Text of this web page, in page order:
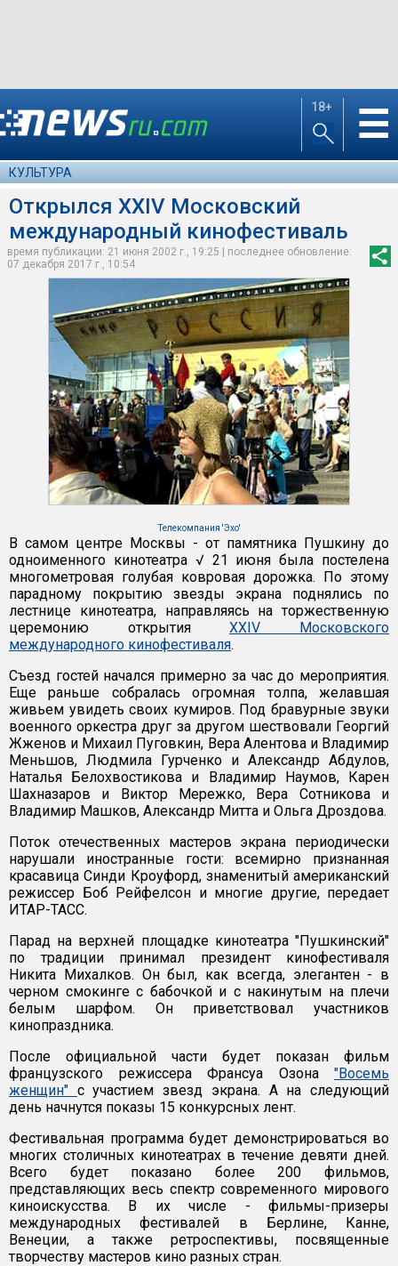
18+ ☰
КУЛЬТУРА
Открылся XXIV Московский
международный кинофестиваль
время публикации: 21 июня 2002 г., 19:25 | последнее обновление:
07 декабря 2017 г., 10:54
Телекомпания 'Эхо'
В самом центре Москвы - от памятника Пушкину до
одноименного кинотеатра √ 21 июня была постелена
многометровая голубая ковровая дорожка. По этому
парадному покрытию звезды экрана поднялись по
лестнице кинотеатра, направляясь на торжественную
церемонию открытияXXIV Московского
международного кинофестиваля.
Съезд гостей начался примерно за час до мероприятия.
Еще раньше собралась огромная толпа, желавшая
живьем увидеть своих кумиров. Под бравурные звуки
военного оркестра друг за другом шествовали Георгий
Жженов и Михаил Пуговкин, Вера Алентова и Владимир
Меньшов, Людмила Гурченко и Александр Абдулов,
Наталья Белохвостикова и Владимир Наумов, Карен
Шахназаров и Виктор Мережко, Вера Сотникова и
Владимир Машков, Александр Митта и Ольга Дроздова.
Поток отечественных мастеров экрана периодически
нарушали иностранные гости: всемирно признанная
красавица Синди Кроуфорд, знаменитый американский
режиссер Боб Рейфелсон и многие другие, передает
ИТАР-ТАСС.
Парад на верхней площадке кинотеатра "Пушкинский"
по традиции принимал президент кинофестиваля
Никита Михалков. Он был, как всегда, элегантен - в
черном смокинге с бабочкой и с накинутым на плечи
белым шарфом. Он приветствовал участников
кинопраздника.
После официальной части будет показан фильм
французского режиссера Франсуа Озона "Восемь
женщин" с участием звезд экрана. А на следующий
день начнутся показы 15 конкурсных лент.
Фестивальная программа будет демонстрироваться во
многих столичных кинотеатрах в течение девяти дней.
Всего будет показано более 200 фильмов,
представляющих весь спектр современного мирового
киноискусства. В их числе - фильмы-призеры
международных фестивалей в Берлине, Канне,
Венеции, а также ретроспективы, посвященные
творчеству мастеров кино разных стран.